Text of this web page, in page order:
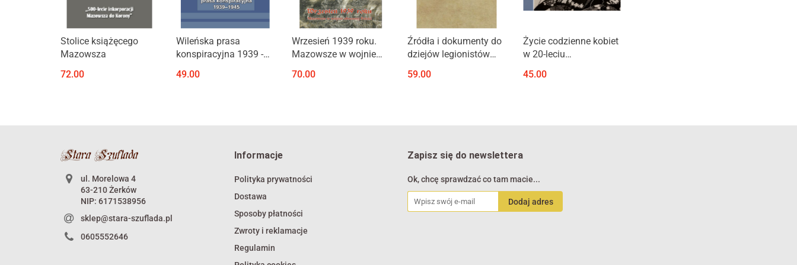
Produkt niedostępny
Stolice książęcego
Mazowsza
72.00
Produkt niedostępny
Wileńska prasa
konspiracyjna 1939 -
49.00
Produkt niedostępny
Wrzesień 1939 roku.
Mazowsze w wojnie
70.00
Produkt niedostępny
Źródła i dokumenty do
dziejów legionistów
w Legionach Polskich
59.00
Produkt niedostępny
Życie codzienne kobiet
w 20-leciu
łamach Tygodnika
45.00
ul. Morelowa 4
63-210 Żerków
NIP: 6171538956
sklep@stara-szuflada.pl
0605552646
Informacje
Polityka prywatności
Dostawa
Sposoby płatności
Zwroty i reklamacje
Regulamin
Zapisz się do newslettera
Ok, chcę sprawdzać co tam macie...